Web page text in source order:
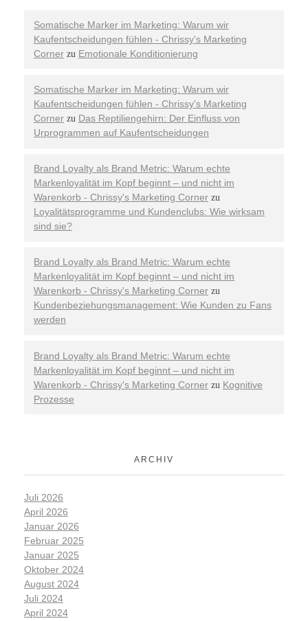
Somatische Marker im Marketing: Warum wir
Kaufentscheidungen fühlen - Chrissy's Marketing
Corner zu Emotionale Konditionierung
Somatische Marker im Marketing: Warum wir
Kaufentscheidungen fühlen - Chrissy's Marketing
Corner zu Das Reptiliengehirn: Der Einfluss von
Urprogrammen auf Kaufentscheidungen
Brand Loyalty als Brand Metric: Warum echte
Markenloyalität im Kopf beginnt – und nicht im
Warenkorb - Chrissy's Marketing Corner zu
Loyalitätsprogramme und Kundenclubs: Wie wirksam
sind sie?
Brand Loyalty als Brand Metric: Warum echte
Markenloyalität im Kopf beginnt – und nicht im
Warenkorb - Chrissy's Marketing Corner zu
Kundenbeziehungsmanagement: Wie Kunden zu Fans
werden
Brand Loyalty als Brand Metric: Warum echte
Markenloyalität im Kopf beginnt – und nicht im
Warenkorb - Chrissy's Marketing Corner zu Kognitive
Prozesse
ARCHIV
Juli 2026
April 2026
Januar 2026
Februar 2025
Januar 2025
Oktober 2024
August 2024
Juli 2024
April 2024